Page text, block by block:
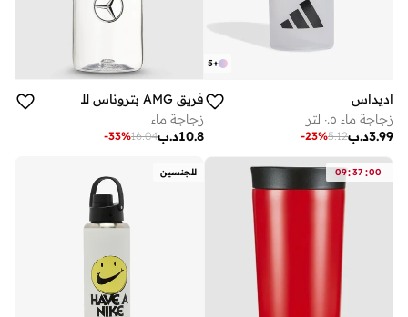
+
5
اديداس
زجاجة ماء ٠.٥ لتر
د.ب3.99
5.12
-23%
فريق AMG بتروناس للفورمولا 1
زجاجة ماء
د.ب10.8
16.04
-33%
09:37 :00 للجنسين